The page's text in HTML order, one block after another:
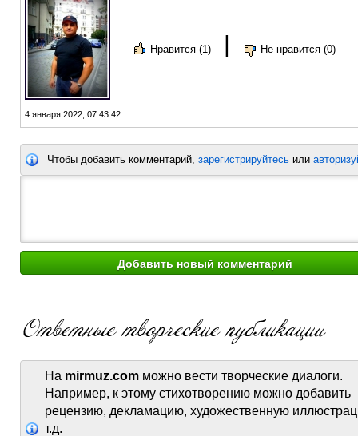
4 января 2022, 07:43:42
Нравится (1) | Не нравится (0)
Чтобы добавить комментарий, зарегистрируйтесь или
На mirmuz.com можно вести творческие диалоги.
Например, к этому стихотворению можно добавить
рецензию, декламацию, художественную
т.д.